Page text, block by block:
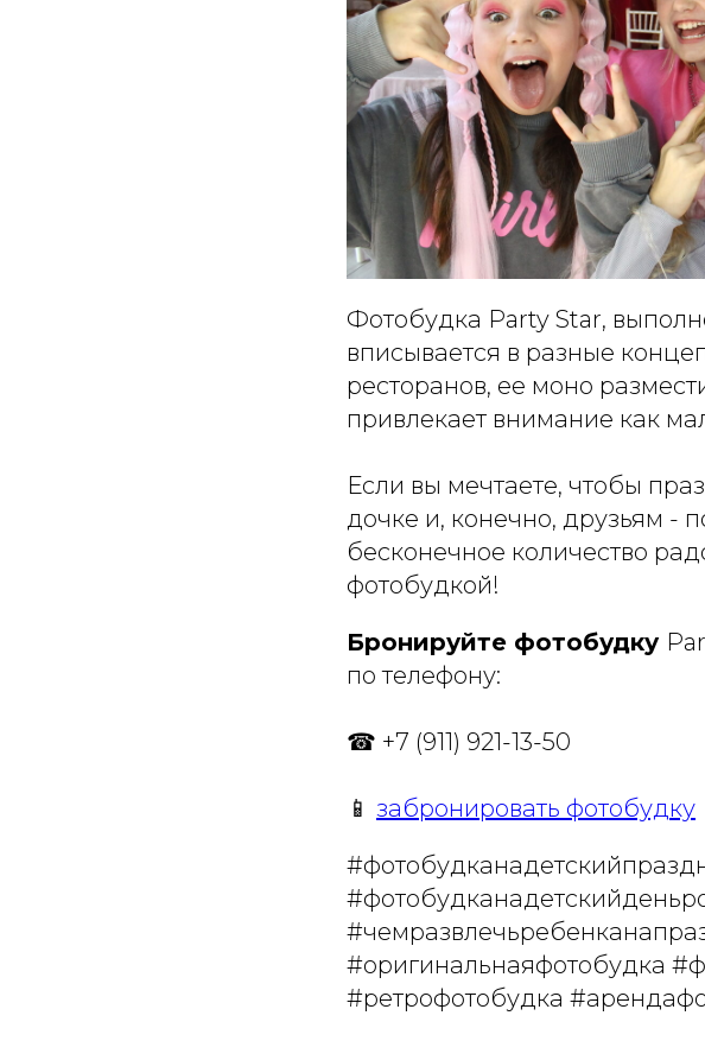
Фотобудка Party Star,
вписывается в разные
ресторанов, ее моно
привлекает внимание как
Если вы мечтаете, чтобы
дочке и, конечно, друзьям -
бесконечное количество
фотобудкой!
Бронируйте фотобудку
по телефону:
☎ +7 (911) 921-13-50
📱 забронировать фотобудку
#оригинальнаяфотобудка
#ретрофотобудка